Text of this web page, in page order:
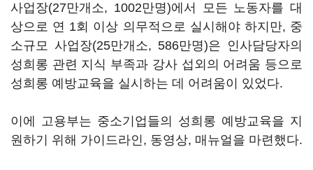
사업장(27만개소, 1002만명)에서 모든 노동자를 대
상으로 연 1회 이상 의무적으로 실시해야 하지만, 중
소규모 사업장(25만개소, 586만명)은 인사담당자의
성희롱 관련 지식 부족과 강사 섭외의 어려움 등으로
성희롱 예방교육을 실시하는 데 어려움이 있었다.
이에 고용부는 중소기업들의 성희롱 예방교육을 지
원하기 위해 가이드라인, 동영상, 매뉴얼을 마련했다.